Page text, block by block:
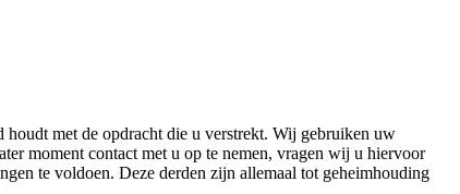
met de opdracht die u verstrekt. Wij gebruiken uw
moment contact met u op te nemen, vragen wij u hiervoor
te voldoen. Deze derden zijn allemaal tot geheimhouding